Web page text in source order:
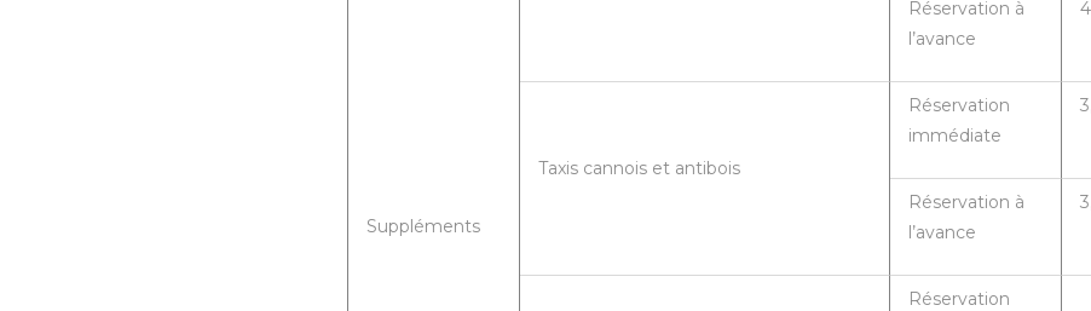
Suppléments
Réservation à
l’avance
Taxis cannois et antibois
Réservation
immédiate
Réservation à
l’avance
Réservation